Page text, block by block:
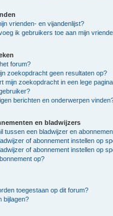
vrienden- en vijandenlijst?
ik gebruikers toe aan mijn
forum?
zoekopdracht geen resultaten op?
mijn zoekopdracht in een lege
berichten en onderwerpen
en bladwijzers
tussen een bladwijzer en
of abonnement instellen op
of abonnement instellen op
op?
toegestaan op dit forum?
bijlagen?